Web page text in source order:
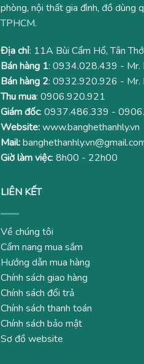
phòng, nội thất gia đình, đồ dùng
TPHCM.
Địa chỉ: 11A Bùi Cẩm Hổ, Tân
Bán hàng 1: 0934.028.439 - Mr.
Bán hàng 2: 0932.920.926 - Mr.
Thu mua: 0906.920.921
Giám đốc: 0937.486.339 -
Website:www.banghethanhly.vn
Mail:
Giờ làm việc: 8h00 - 22h00
LIÊN KẾT
Về chúng tôi
Cẩm nang mua sắm
Hướng dẫn mua hàng
Chính sách giao hàng
Chính sách đổi trả
Chính sách thanh toán
Chính sách bảo mật
Sơ đồ website